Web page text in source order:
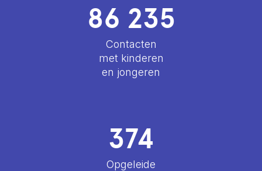
86 235
Contacten
met kinderen
en jongeren
374
Opgeleide